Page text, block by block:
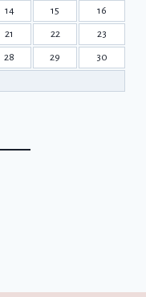
14 15 16
21 22 23
28 29 30